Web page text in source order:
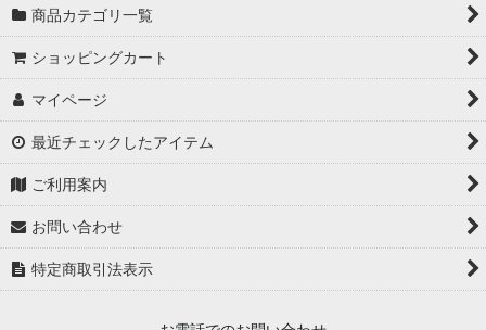
商品カテゴリ一覧
ショッピングカート
マイページ
最近チェックしたアイテム
ご利用案内
お問い合わせ
特定商取引法表示